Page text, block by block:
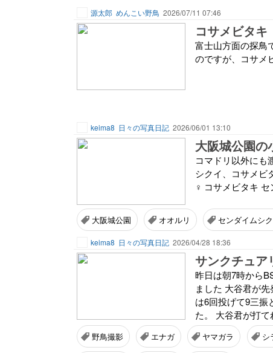
源太郎 めんこい野鳥 2026/07/11 07:46
コサメビタキ
富士山方面の探鳥
のですが、コサメ
keima8 日々の写真日記 2026/06/01 13:10
大阪城公園の
コマドリ以外にも
シクイ、コサメビ
♀ コサメビタキ
大阪城公園 オオルリ センダイムシ
keima8 日々の写真日記 2026/04/28 18:36
サンクチュア
昨日は朝7時から
ました 大谷君が
は6回投げて9三振
た。 大谷君が打
野鳥撮影 エナガ ヤマガラ シ